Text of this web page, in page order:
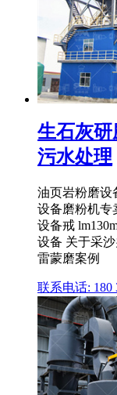
生石灰研
污水处理
油页岩粉磨设
设备磨粉机专
设备戒
设备 关于采
雷蒙磨案例
联系电话: 180